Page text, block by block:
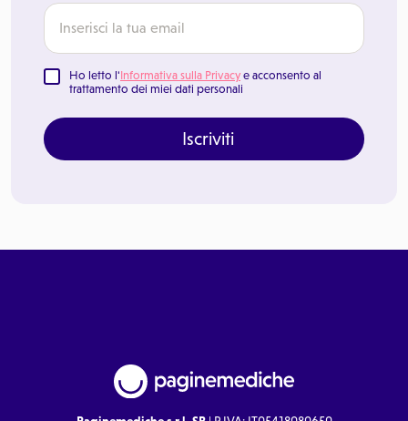
Ho letto l'Informativa sulla Privacy e acconsento al
trattamento dei miei dati personali
Iscriviti